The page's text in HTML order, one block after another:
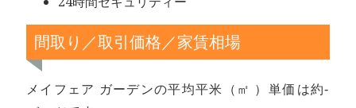
間取り／取引価格／家賃相場
メイフェア ガーデンの平均平米（㎡ ）単価は約-